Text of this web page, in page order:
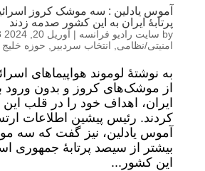
پرتابۀ ایران به این کشور صدمه زدند
by سایت رادیو فرانسه | آوریل 20, 2024 11:58 ب.ظ
امنیتی/نظامی
انتخاب سردبیر حوزه
به نوشتۀ لوموند هواپیماهای
از موشک‌های کروز و بدون ورود
ایران، اهداف خود را در قلب
کردند. رئیس پیشین اطلاعات
آموس یادلین، نیز گفت که سه
بیشتر از سیصد پرتابۀ جمهوری
این کشور...